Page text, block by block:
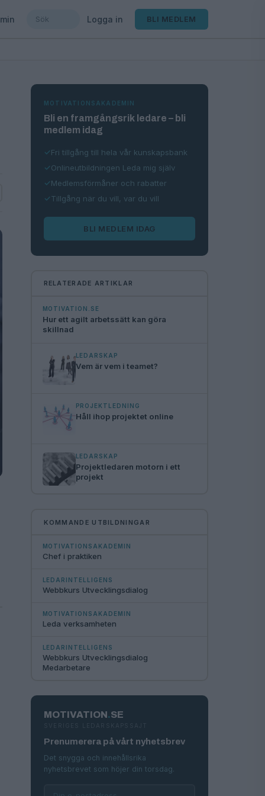
Logga in BLI MEDLEM
MOTIVATIONSAKADEMIN
Bli en framgångsrik ledare – bli
medlem idag
Fri tillgång till hela vår kunskapsbank
Onlineutbildningen Leda mig själv
Medlemsförmåner och rabatter
Tillgång när du vill, var du vill
BLI MEDLEM IDAG
RELATERADE ARTIKLAR
MOTIVATION.SE
Hur ett agilt arbetssätt kan göra
skillnad
LEDARSKAP
Vem är vem i teamet?
PROJEKTLEDNING
Håll ihop projektet online
LEDARSKAP
Projektledaren motorn i ett
projekt
KOMMANDE UTBILDNINGAR
MOTIVATIONSAKADEMIN
Chef i praktiken
LEDARINTELLIGENS
Webbkurs Utvecklingsdialog
MOTIVATIONSAKADEMIN
Leda verksamheten
LEDARINTELLIGENS
Webbkurs Utvecklingsdialog
Medarbetare
MOTIVATION.SE
SVERIGES LEDARSKAPSSAJT
Prenumerera på vårt nyhetsbrev
Det snygga och innehållsrika
nyhetsbrevet som höjer din torsdag.